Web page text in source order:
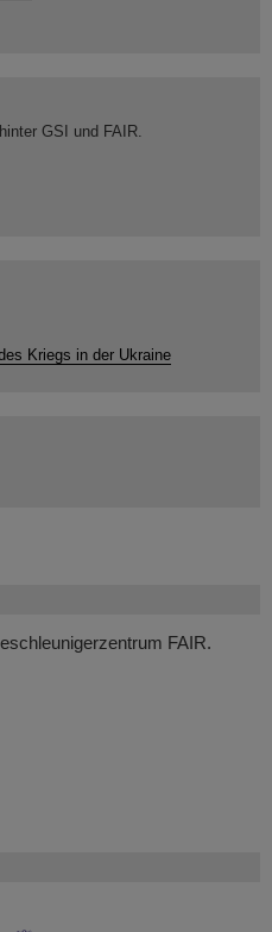
FAIR.
GSI und FAIR.
Kriegs in der Ukraine